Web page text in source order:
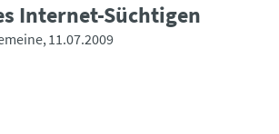
Internet-Süchtigen
11.07.2009